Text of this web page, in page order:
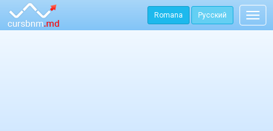
Romana Русский